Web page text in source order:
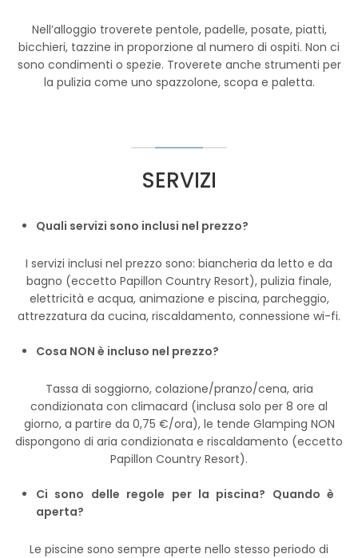
Nell’alloggio troverete pentole, padelle, posate, piatti,
bicchieri, tazzine in proporzione al numero di ospiti. Non ci
sono condimenti o spezie. Troverete anche strumenti per
la pulizia come uno spazzolone, scopa e paletta.
SERVIZI
Quali servizi sono inclusi nel prezzo?
I servizi inclusi nel prezzo sono: biancheria da letto e da
bagno (eccetto Papillon Country Resort), pulizia finale,
elettricità e acqua, animazione e piscina, parcheggio,
attrezzatura da cucina, riscaldamento, connessione wi-fi.
Cosa NON è incluso nel prezzo?
Tassa di soggiorno, colazione/pranzo/cena, aria
condizionata con climacard (inclusa solo per 8 ore al
giorno, a partire da 0,75 €/ora), le tende Glamping NON
dispongono di aria condizionata e riscaldamento (eccetto
Papillon Country Resort).
Ci sono delle regole per la piscina? Quando è
aperta?
Le piscine sono sempre aperte nello stesso periodo di